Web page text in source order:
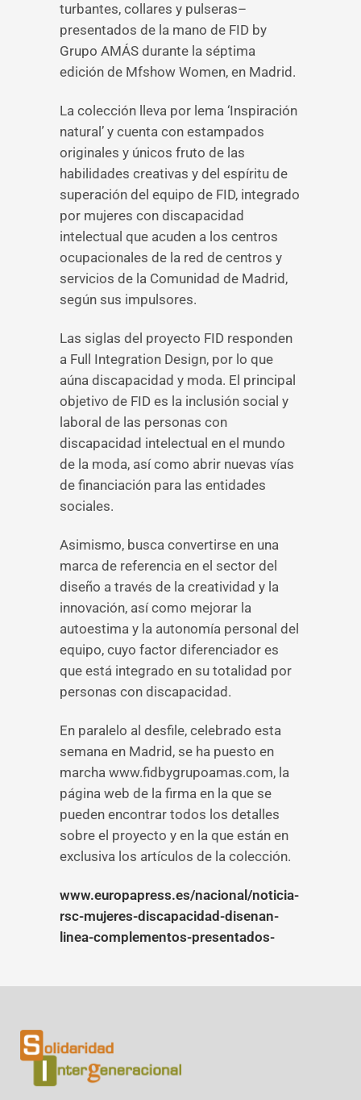
turbantes, collares y pulseras–
presentados de la mano de FID by
Grupo AMÁS durante la séptima
edición de Mfshow Women, en Madrid.
La colección lleva por lema ‘Inspiración
natural’ y cuenta con estampados
originales y únicos fruto de las
habilidades creativas y del espíritu de
superación del equipo de FID, integrado
por mujeres con discapacidad
intelectual que acuden a los centros
ocupacionales de la red de centros y
servicios de la Comunidad de Madrid,
según sus impulsores.
Las siglas del proyecto FID responden
a Full Integration Design, por lo que
aúna discapacidad y moda. El principal
objetivo de FID es la inclusión social y
laboral de las personas con
discapacidad intelectual en el mundo
de la moda, así como abrir nuevas vías
de financiación para las entidades
sociales.
Asimismo, busca convertirse en una
marca de referencia en el sector del
diseño a través de la creatividad y la
innovación, así como mejorar la
autoestima y la autonomía personal del
equipo, cuyo factor diferenciador es
que está integrado en su totalidad por
personas con discapacidad.
En paralelo al desfile, celebrado esta
semana en Madrid, se ha puesto en
marcha www.fidbygrupoamas.com, la
página web de la firma en la que se
pueden encontrar todos los detalles
sobre el proyecto y en la que están en
exclusiva los artículos de la colección.
www.europapress.es/nacional/noticia-
rsc-mujeres-discapacidad-disenan-
linea-complementos-presentados-